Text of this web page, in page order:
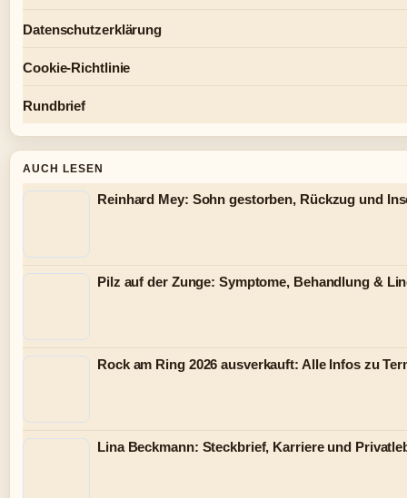
Datenschutzerklärung
Cookie-Richtlinie
Rundbrief
AUCH LESEN
Reinhard Mey: Sohn gestorben, Rückzug und
Pilz auf der Zunge: Symptome, Behandlung &
Rock am Ring 2026 ausverkauft: Alle Infos zu
Lina Beckmann: Steckbrief, Karriere und